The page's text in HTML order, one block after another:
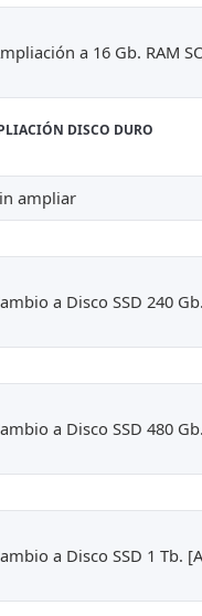
a 16 Gb. RAM
DISCO DURO
ampliar
a Disco SSD 240
a Disco SSD 480
a Disco SSD 1 Tb.